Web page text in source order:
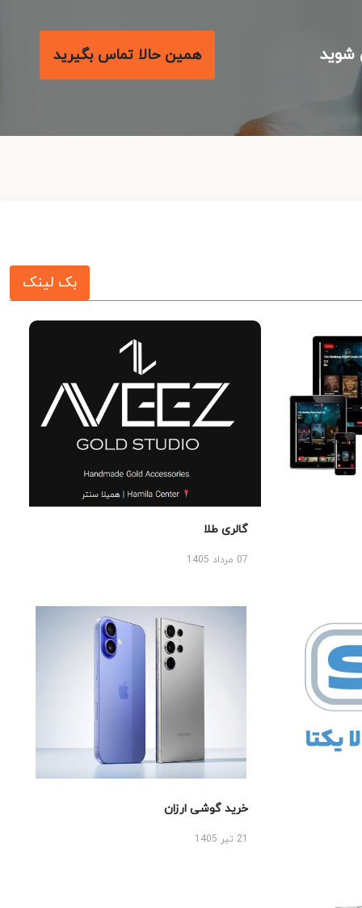
همین حالا تماس بگیرید
بک لینک
گالری طلا
07 مرداد 1405
خرید گوشی ارزان